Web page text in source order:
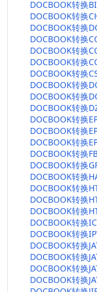
DOCBOOK转换
DOCBOOK转换
DOCBOOK转换
DOCBOOK转换
DOCBOOK转换
DOCBOOK转换
DOCBOOK转换
DOCBOOK转换
DOCBOOK转换
DOCBOOK转换
DOCBOOK转换
DOCBOOK转换
DOCBOOK转换
DOCBOOK转换
DOCBOOK转换
DOCBOOK转换
DOCBOOK转换
DOCBOOK转换
DOCBOOK转换
DOCBOOK转换
DOCBOOK转换
DOCBOOK转换
DOCBOOK转换
DOCBOOK转换
DOCBOOK转换